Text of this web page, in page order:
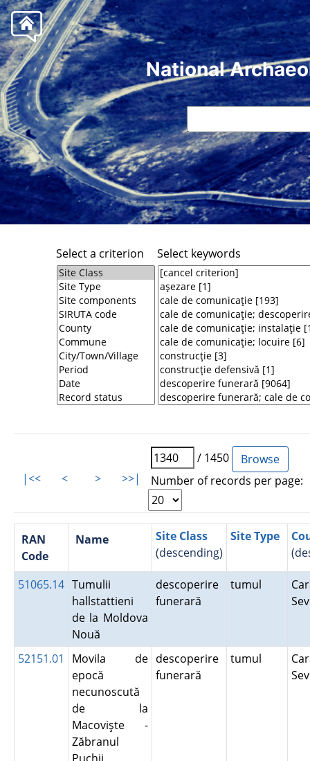
National
Select a criterion Select keywords
|<< < > >>|
/ 1450
Number of records per page:
RAN
Code
Name
Site Class
(descending)
Site Type
51065.14 Tumulii
hallstattieni
de la Moldova
Nouă
descoperire
funerară
tumul
52151.01
Movila de
epocă
necunoscută
de la
Macovişte -
Zăbranul
descoperire
funerară
tumul